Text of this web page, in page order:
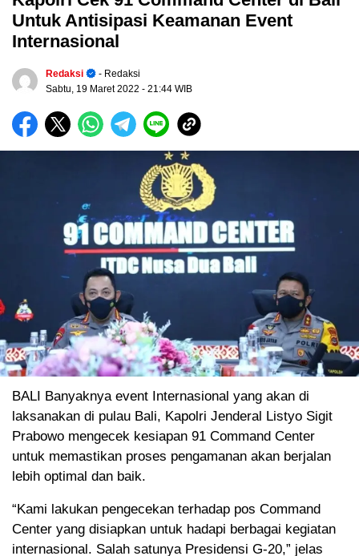
Untuk Antisipasi Keamanan Event
Internasional
Redaksi
- Redaksi
Sabtu, 19 Maret 2022 - 21:44 WIB
BALI Banyaknya event Internasional yang akan di
laksanakan di pulau Bali, Kapolri Jenderal Listyo Sigit
Prabowo mengecek kesiapan 91 Command Center
untuk memastikan proses pengamanan akan berjalan
lebih optimal dan baik.
“Kami lakukan pengecekan terhadap pos Command
Center yang disiapkan untuk hadapi berbagai kegiatan
internasional. Salah satunya Presidensi G-20,” jelas